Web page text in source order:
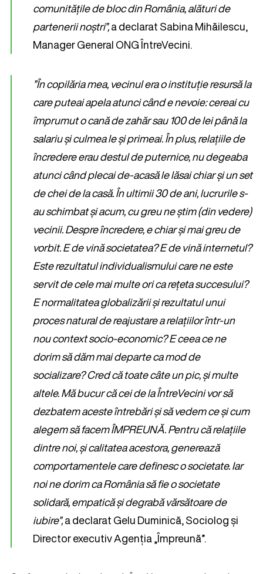
comunitățile de bloc din România, alături de
partenerii noștri”,a declarat Sabina Mihăilescu,
Manager General ONG ÎntreVecini.
”În copilăria mea, vecinul era o instituție resursă la
care puteai apela atunci când e nevoie: cereai cu
împrumut o cană de zahăr sau 100 de lei până la
salariu și culmea le și primeai. În plus, relațiile de
încredere erau destul de puternice, nu degeaba
atunci când plecai de-acasă le lăsai chiar și un set
de chei de la casă. În ultimii 30 de ani, lucrurile s-
au schimbat și acum, cu greu ne știm (din vedere)
vecinii. Despre încredere, e chiar și mai greu de
vorbit. E de vină societatea? E de vină internetul?
Este rezultatul individualismului care ne este
servit de cele mai multe ori ca rețeta succesului?
E normalitatea globalizării și rezultatul unui
proces natural de reajustare a relațiilor într-un
nou context socio-economic? E ceea ce ne
dorim să dăm mai departe ca mod de
socializare? Cred că toate câte un pic, și multe
altele. Mă bucur că cei de la ÎntreVecini vor să
dezbatem aceste întrebări și să vedem ce și cum
alegem să facem ÎMPREUNĂ. Pentru că relațiile
dintre noi, și calitatea acestora, generează
comportamentele care definesc o societate. Iar
noi ne dorim ca România să fie o societate
solidară, empatică și degrabă vărsătoare de
iubire”,a declarat Gelu Duminică, Sociolog și
Director executiv Agenția „Împreună”.